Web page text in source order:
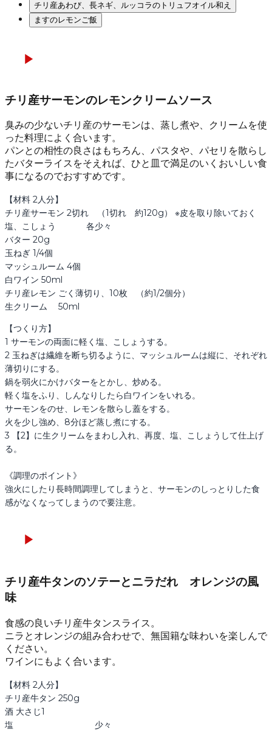
チリ産あわび、長ネギ、ルッコラのトリュフオイル和え
ますのレモンご飯
チリ産サーモンのレモンクリームソース
臭みの少ないチリ産のサーモンは、蒸し煮や、クリームを使
った料理によく合います。
パンとの相性の良さはもちろん、パスタや、パセリを散らし
たバターライスをそえれば、ひと皿で満足のいくおいしい食
事になるのでおすすめです。
【材料 2人分】
チリ産サーモン 2切れ　（1切れ　約120g） ※皮を取り除いておく
塩、こしょう 　　　 各少々
バター 20g
玉ねぎ 1/4個
マッシュルーム 4個
白ワイン 50ml
チリ産レモン ごく薄切り、10枚　（約1/2個分）
生クリーム　 50ml
【つくり方】
1 サーモンの両面に軽く塩、こしょうする。
2 玉ねぎは繊維を断ち切るように、マッシュルームは縦に、それぞれ
薄切りにする。
鍋を弱火にかけバターをとかし、炒める。
軽く塩をふり、しんなりしたら白ワインをいれる。
サーモンをのせ、レモンを散らし蓋をする。
火を少し強め、8分ほど蒸し煮にする。
3 【2】に生クリームをまわし入れ、再度、塩、こしょうして仕上げ
る。
《調理のポイント》
強火にしたり長時間調理してしまうと、サーモンのしっとりした食
感がなくなってしまうので要注意。
チリ産牛タンのソテーとニラだれ オレンジの風
味
食感の良いチリ産牛タンスライス。
ニラとオレンジの組み合わせで、無国籍な味わいを楽しんで
ください。
ワインにもよく合います。
【材料 2人分】
チリ産牛タン 250g
酒 大さじ1
塩 　　　　　　　　　 少々